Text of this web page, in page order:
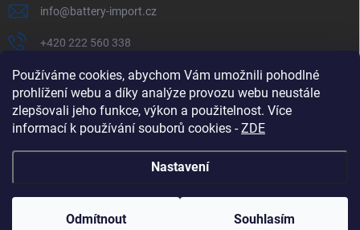
Používáme cookies, abychom Vám umožnili pohodlné
prohlížení webu a díky analýze provozu webu neustále
zlepšovali jeho funkce, výkon a použitelnost. Více
informací k používání souborů cookies -ZDE
Nastavení
Odmítnout Souhlasím
info@battery-import.cz
+420 222 560 338
+420 774 969 705
Zboží.cz Heureka.cz Battery Import SK REKLAMACE
Copyright 2026 . Všechna práva vyhrazena.